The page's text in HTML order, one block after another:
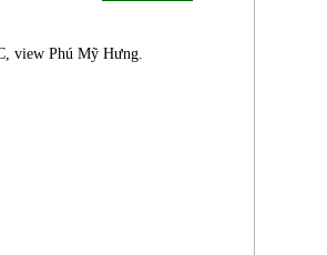
view Phú Mỹ Hưng.